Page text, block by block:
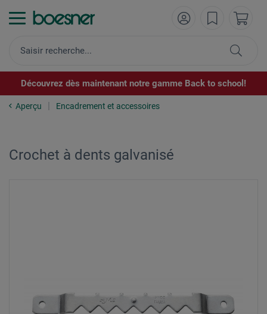
Découvrez dès maintenant notre gamme Back to school!
Aperçu Encadrement et accessoires
Crochet à dents galvanisé